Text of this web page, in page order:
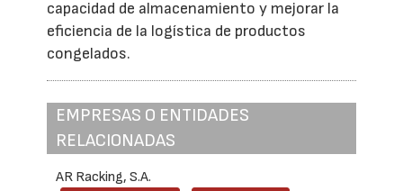
capacidad de almacenamiento y mejorar la
eficiencia de la logística de productos
congelados.
EMPRESAS O ENTIDADES
RELACIONADAS
AR Racking, S.A.